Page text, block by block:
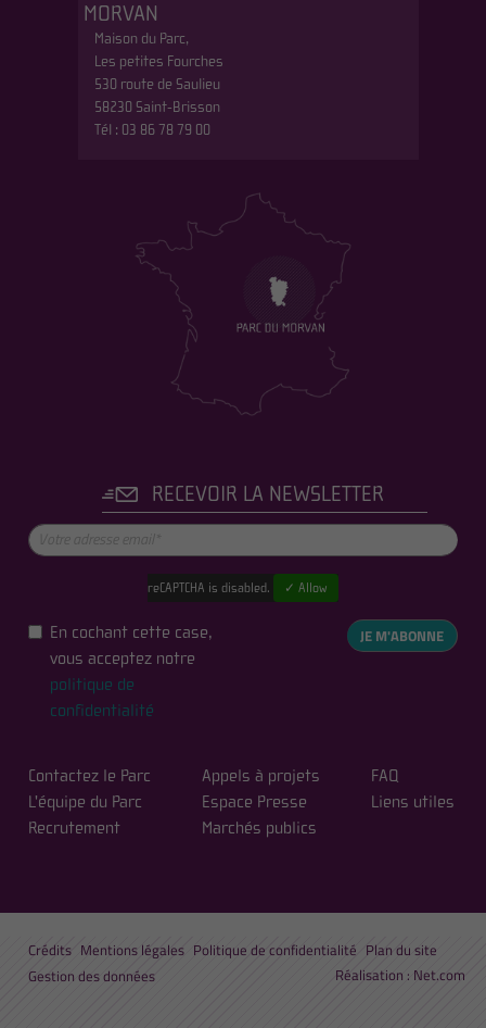
MORVAN
Maison du Parc,
Les petites Fourches
530 route de Saulieu
58230 Saint-Brisson
Tél : 03 86 78 79 00
RECEVOIR LA NEWSLETTER
reCAPTCHA is disabled. ✓ Allow
En cochant cette case,
vous acceptez notre
politique de
confidentialité
JE M'ABONNE
Contactez le Parc
L'équipe du Parc
Recrutement
Appels à projets
Espace Presse
Marchés publics
FAQ
Liens utiles
Crédits Mentions légales Politique de confidentialité Plan du site
Réalisation : Net.com
Gestion des données